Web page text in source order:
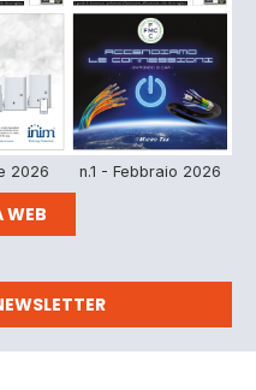
2026 n.1 - Febbraio 2026
WEB